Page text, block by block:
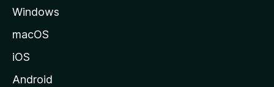
Windows
macOS
iOS
Android